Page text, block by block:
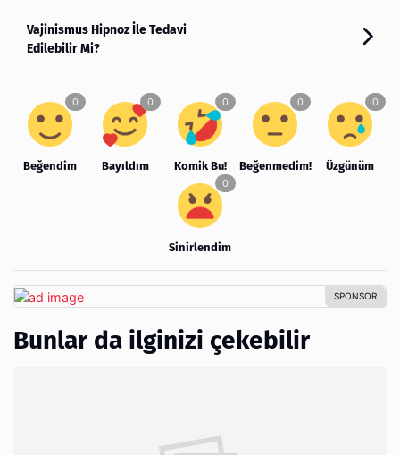
Vajinismus Hipnoz İle Tedavi
Edilebilir Mi?
Beğendim Bayıldım Komik Bu! Beğenmedim! Üzgünüm
Sinirlendim
Bunlar da ilginizi çekebilir